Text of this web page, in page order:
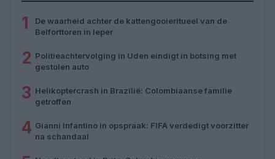
1
De waarheid achter de kattengooieritueel van de
Belforttoren in Ieper
2 Politieachtervolging in Uden eindigt in botsing met
gestolen auto
3 Helikoptercrash in Brazilië: Colombiaanse familie
getroffen
4 Gianni Infantino in opspraak: FIFA verdedigt voorzitter
na schandaal